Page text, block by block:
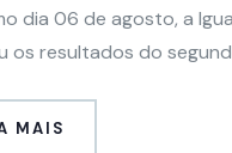
dia 06 de agosto, a
os resultados do
MAIS